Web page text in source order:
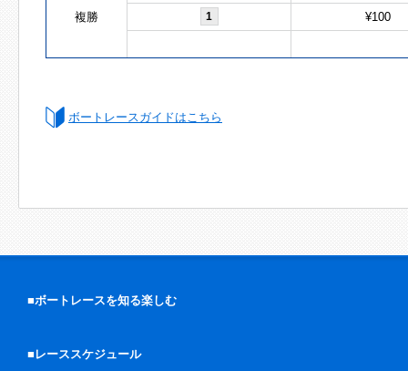
複勝 1 ¥100
ボートレースガイドはこちら
■ボートレースを知る楽しむ
■レーススケジュール